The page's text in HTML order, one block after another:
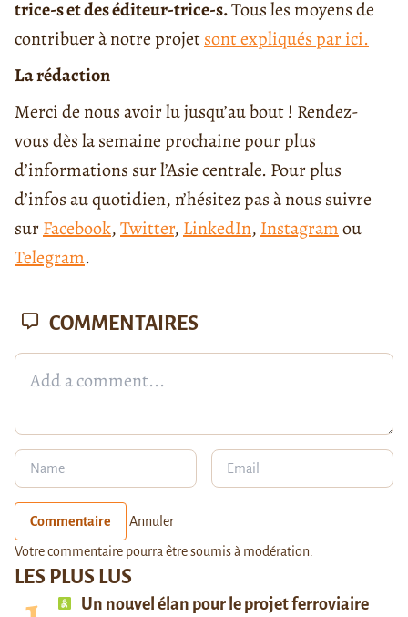
trice-s et des éditeur-trice-s.Tous les moyens de
contribuer à notre projetsont expliqués par ici.
La rédaction
Merci de nous avoir lu jusqu’au bout ! Rendez-
vous dès la semaine prochaine pour plus
d’informations sur l’Asie centrale. Pour plus
d’infos au quotidien, n’hésitez pas à nous suivre
surFacebook,Twitter, LinkedIn, Instagramou
Telegram.
LES PLUS LUS
Un nouvel élan pour le projet ferroviaire
COMMENTAIRES
Commentaire Annuler
Votre commentaire pourra être soumis à modération.